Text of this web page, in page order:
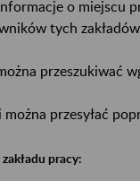
o miejscu
tych
przeszukiwać
można przesyłać
pracy: